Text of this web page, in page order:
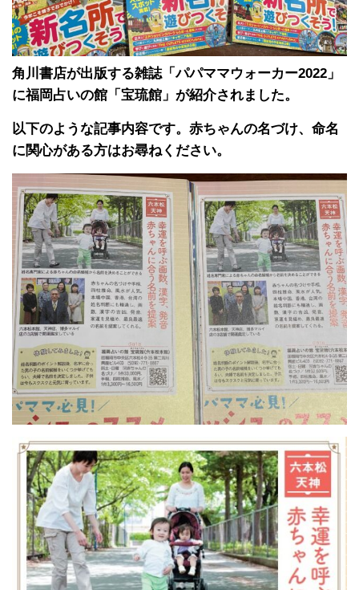
角川書店が出版する雑誌「パパママウォーカー2022」
に福岡占いの館「宝琉館」が紹介されました。
以下のような記事内容です。赤ちゃんの名づけ、命名
に関心がある方はお尋ねください。